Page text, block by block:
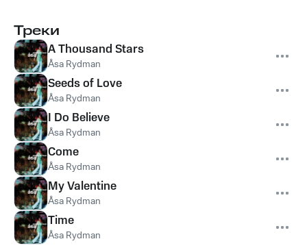
Треки
A Thousand Stars
Åsa Rydman
Seeds of Love
Åsa Rydman
I Do Believe
Åsa Rydman
Come
Åsa Rydman
My Valentine
Åsa Rydman
Time
Åsa Rydman